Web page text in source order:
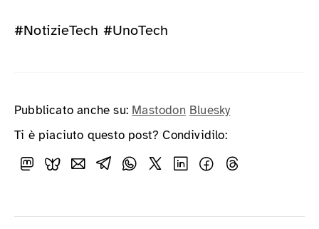
#NotizieTech #UnoTech
Pubblicato anche su: Mastodon Bluesky
Ti è piaciuto questo post? Condividilo: